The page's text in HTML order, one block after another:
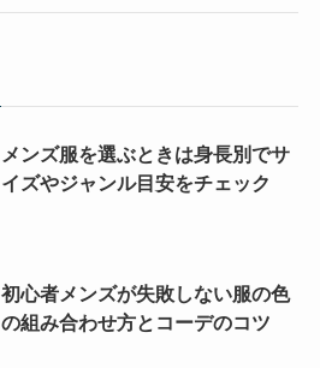
メンズ服を選ぶときは身長別でサ
イズやジャンル目安をチェック
初心者メンズが失敗しない服の色
の組み合わせ方とコーデのコツ